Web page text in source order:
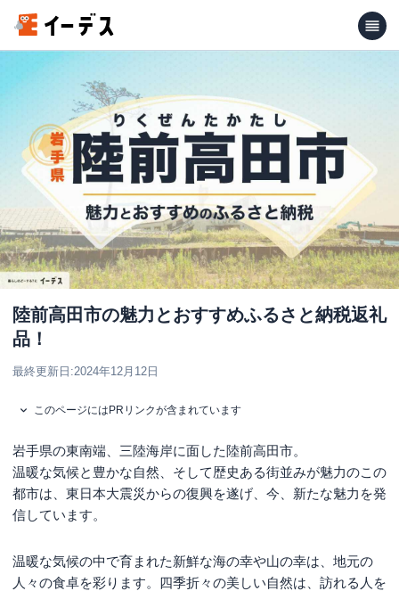
陸前高田市の魅力とおすすめふるさと納税返礼
品！
最終更新日:2024年12月12日
このページにはPRリンクが含まれています
岩手県の東南端、三陸海岸に面した陸前高田市。
温暖な気候と豊かな自然、そして歴史ある街並みが魅力のこの
都市は、東日本大震災からの復興を遂げ、今、新たな魅力を発
信しています。
温暖な気候の中で育まれた新鮮な海の幸や山の幸は、地元の
人々の食卓を彩ります。四季折々の美しい自然は、訪れる人を